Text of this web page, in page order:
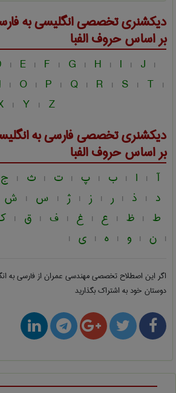
دیکشنری تخصصی انگلیسی به
بر اساس حروف الفبا
| E | F | G | H | I | J |
| O | P | Q | R | S | T |
| Y | Z
دیکشنری تخصصی فارسی به
بر اساس حروف الفبا
آ | ا | ب | پ | ت | ث | ج
د | ذ | ر | ز | ژ | س | ش
ط | ظ | ع | غ | ف | ق |
| ن | و | ه | ی |
اگر این اصطلاح تخصصیمهندسی عمران از فارسی به
دوستان خود به اشتراک بگذارید